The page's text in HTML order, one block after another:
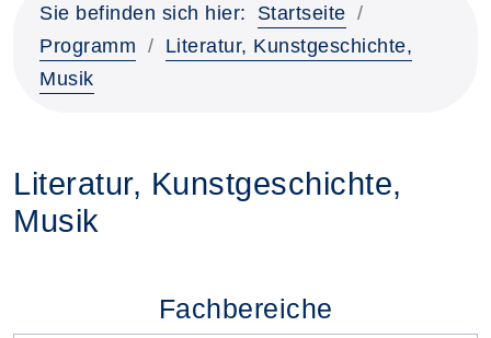
Sie befinden sich hier:
Startseite
Programm
Literatur, Kunstgeschichte,
Musik
Literatur, Kunstgeschichte,
Musik
Fachbereiche